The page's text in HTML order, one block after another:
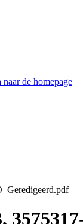
naar de homepage